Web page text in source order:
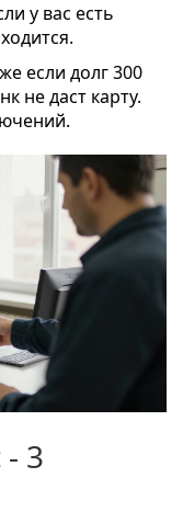
у вас есть
если долг 300
не даст карту.
3